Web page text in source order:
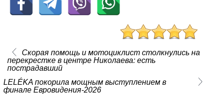
Скорая помощь и мотоциклист столкнулись на
перекрестке в центре Николаева: есть
пострадавший
LELÉKA покорила мощным выступлением в
финале Евровидения-2026